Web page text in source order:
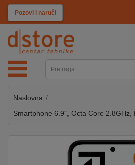
Pozovi i naruči
KATEGORIJE
TV
SAT
MOBILNI
UREĐAJI
Naslovna
Smartphone 6.9", Octa Core 2.8GHz,